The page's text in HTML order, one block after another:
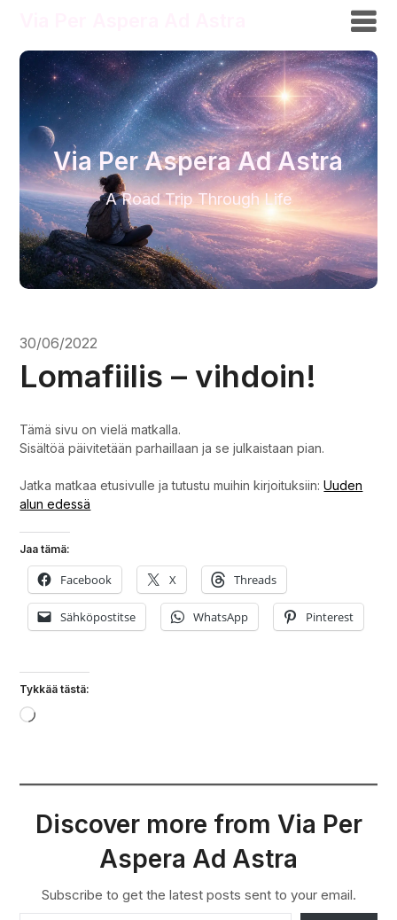
Via Per Aspera Ad Astra
A Road Trip Through Life
30/06/2022
Lomafiilis – vihdoin!
Tämä sivu on vielä matkalla.
Sisältöä päivitetään parhaillaan ja se julkaistaan pian.
Jatka matkaa etusivulle ja tutustu muihin kirjoituksiin:Uuden
alun edessä
Jaa tämä:
Facebook X Threads
Sähköpostitse WhatsApp Pinterest
Tykkää tästä:
Loading…
Discover more from Via Per
Aspera Ad Astra
Subscribe to get the latest posts sent to your email.
TYPE YOUR EMAIL…